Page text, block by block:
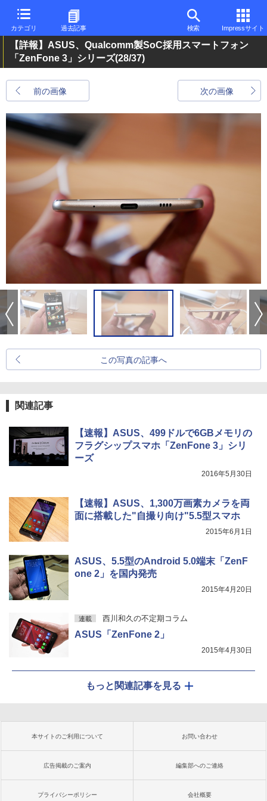
カテゴリ 過去記事 検索 Impressサイト
【詳報】ASUS、Qualcomm製SoC採用スマートフォン
「ZenFone 3」シリーズ(28/37)
前の画像 次の画像
この写真の記事へ
関連記事
【速報】ASUS、499ドルで6GBメモリの
フラグシップスマホ「ZenFone 3」シリ
ーズ
2016年5月30日
【速報】ASUS、1,300万画素カメラを両
面に搭載した"自撮り向け"5.5型スマホ
2015年6月1日
ASUS、5.5型のAndroid 5.0端末「ZenF
one 2」を国内発売
2015年4月20日
連載 西川和久の不定期コラム
ASUS「ZenFone 2」
2015年4月30日
もっと関連記事を見る
本サイトのご利用について お問い合わせ
広告掲載のご案内 編集部へのご連絡
プライバシーポリシー 会社概要